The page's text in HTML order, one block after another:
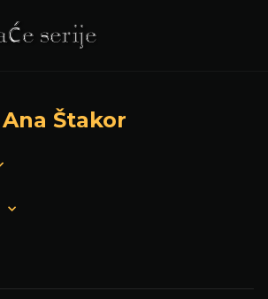
Ana Štakor